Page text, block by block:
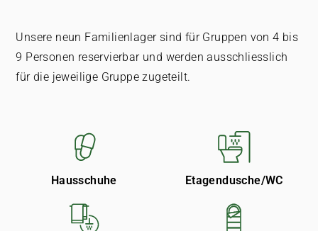
Unsere neun Familienlager sind für Gruppen von 4 bis
9 Personen reservierbar und werden ausschliesslich
für die jeweilige Gruppe zugeteilt.
Hausschuhe Etagendusche/WC